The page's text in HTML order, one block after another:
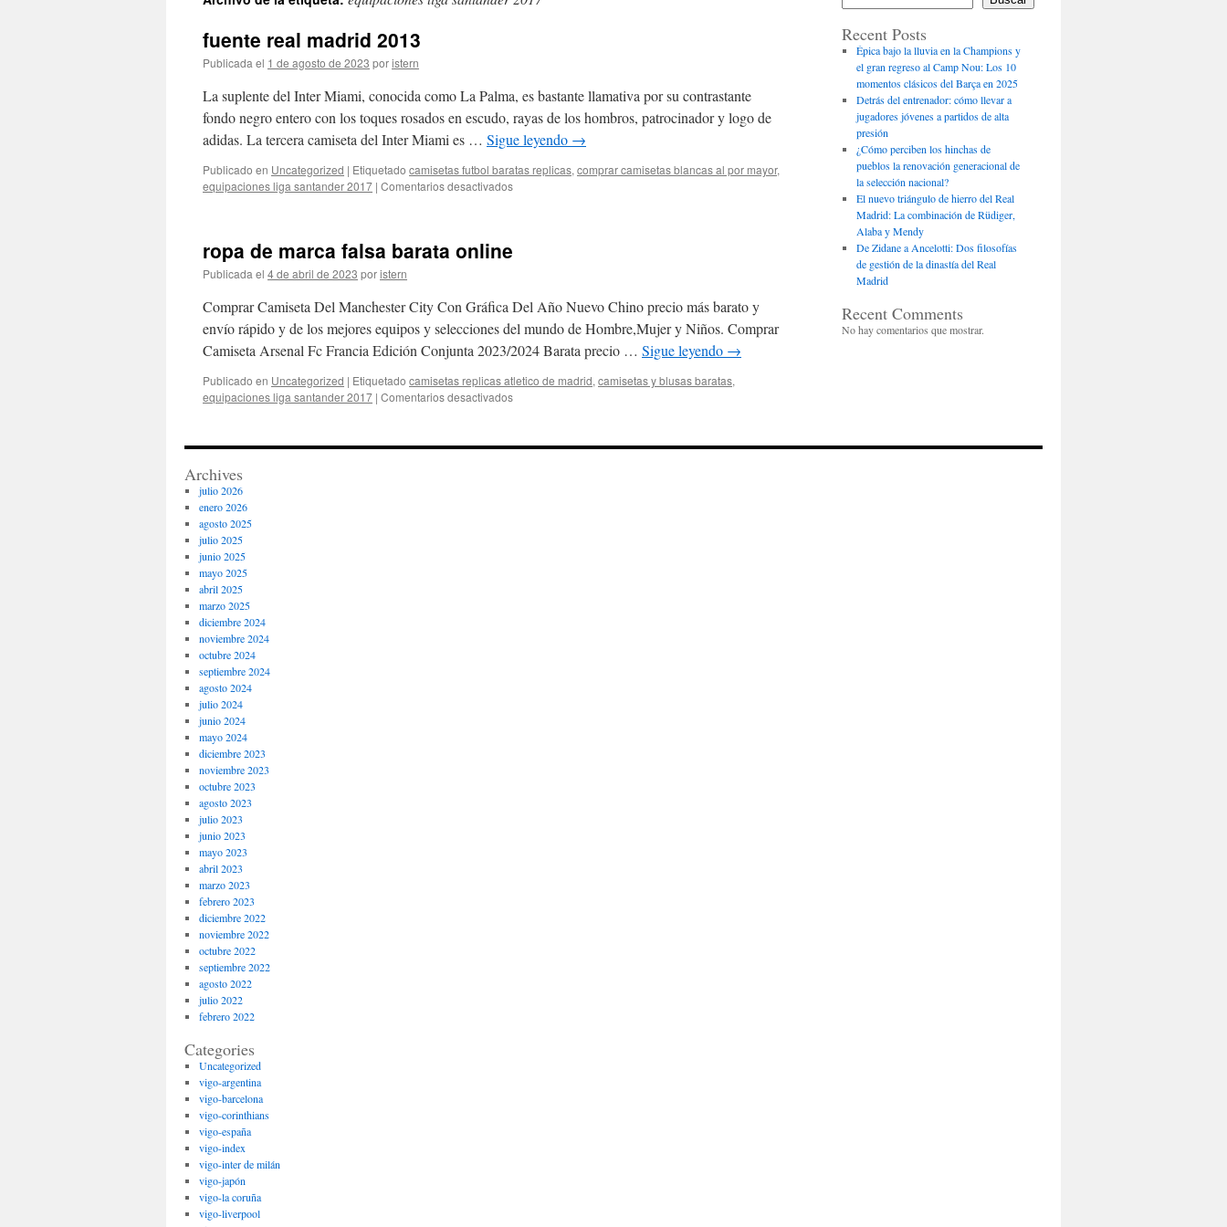
contenido
fuente real madrid 2013
Publicada el 1 de agosto de 2023 poristern
La suplente del Inter Miami, conocida como La Palma, es bastante llamativa por su contrastante
fondo negro entero con los toques rosados en escudo, rayas de los hombros, patrocinador y logo de
adidas. La tercera camiseta del Inter Miami es … Sigue leyendo →
Publicado en Uncategorized | Etiquetado camisetas futbol baratas replicas, comprar camisetas blancas al por mayor,
equipaciones liga santander 2017 | Comentarios desactivadosen
ropa de marca falsa barata online
Publicada el 4 de abril de 2023 poristern
Comprar Camiseta Del Manchester City Con Gráfica Del Año Nuevo Chino precio más barato y
envío rápido y de los mejores equipos y selecciones del mundo de Hombre,Mujer y Niños. Comprar
Camiseta Arsenal Fc Francia Edición Conjunta 2023/2024 Barata precio … Sigue leyendo →
Publicado en Uncategorized | Etiquetado camisetas replicas atletico de madrid, camisetas y blusas baratas,
equipaciones liga santander 2017 | Comentarios desactivadosen
marca
Recent Posts
Épica bajo la lluvia en la Champions y
el gran regreso al Camp Nou: Los 10
momentos clásicos del Barça en 2025
Detrás del entrenador: cómo llevar a
jugadores jóvenes a partidos de alta
presión
¿Cómo perciben los hinchas de
pueblos la renovación generacional de
la selección nacional?
El nuevo triángulo de hierro del Real
Madrid: La combinación de Rüdiger,
Alaba y Mendy
De Zidane a Ancelotti: Dos filosofías
de gestión de la dinastía del Real
Madrid
Recent Comments
No hay comentarios que mostrar.
Archives
julio 2026
enero 2026
agosto 2025
julio 2025
junio 2025
mayo 2025
abril 2025
marzo 2025
diciembre 2024
noviembre 2024
octubre 2024
septiembre 2024
agosto 2024
julio 2024
junio 2024
mayo 2024
diciembre 2023
noviembre 2023
octubre 2023
agosto 2023
julio 2023
junio 2023
mayo 2023
abril 2023
marzo 2023
febrero 2023
diciembre 2022
noviembre 2022
octubre 2022
septiembre 2022
agosto 2022
julio 2022
febrero 2022
Categories
Uncategorized
vigo-argentina
vigo-barcelona
vigo-corinthians
vigo-españa
vigo-index
vigo-inter de milán
vigo-japón
vigo-la coruña
vigo-liverpool